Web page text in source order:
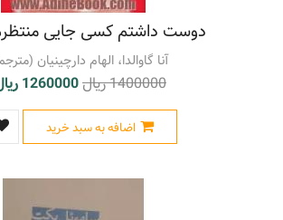
دوست داشتم کسی جایی
آنا گاوالدا، الهام دارچینیان
1400000 ریال 1260000 ریال
اضافه به سبد خرید